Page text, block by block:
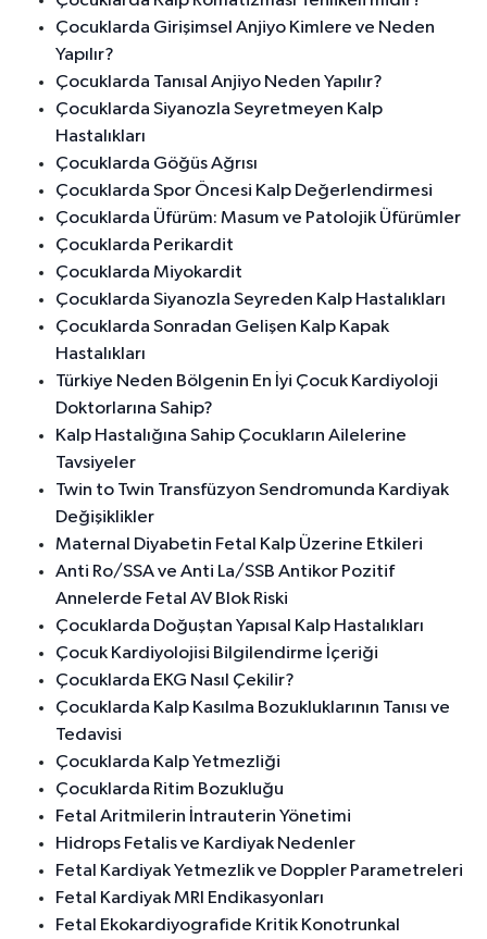
Çocuklarda Girişimsel Anjiyo Kimlere ve Neden
Yapılır?
Çocuklarda Tanısal Anjiyo Neden Yapılır?
Çocuklarda Siyanozla Seyretmeyen Kalp
Hastalıkları
Çocuklarda Göğüs Ağrısı
Çocuklarda Spor Öncesi Kalp Değerlendirmesi
Çocuklarda Üfürüm: Masum ve Patolojik Üfürümler
Çocuklarda Perikardit
Çocuklarda Miyokardit
Çocuklarda Siyanozla Seyreden Kalp Hastalıkları
Çocuklarda Sonradan Gelişen Kalp Kapak
Hastalıkları
Türkiye Neden Bölgenin En İyi Çocuk Kardiyoloji
Doktorlarına Sahip?
Kalp Hastalığına Sahip Çocukların Ailelerine
Tavsiyeler
Twin to Twin Transfüzyon Sendromunda Kardiyak
Değişiklikler
Maternal Diyabetin Fetal Kalp Üzerine Etkileri
Anti Ro/SSA ve Anti La/SSB Antikor Pozitif
Annelerde Fetal AV Blok Riski
Çocuklarda Doğuştan Yapısal Kalp Hastalıkları
Çocuk Kardiyolojisi Bilgilendirme İçeriği
Çocuklarda EKG Nasıl Çekilir?
Çocuklarda Kalp Kasılma Bozukluklarının Tanısı ve
Tedavisi
Çocuklarda Kalp Yetmezliği
Çocuklarda Ritim Bozukluğu
Fetal Aritmilerin İntrauterin Yönetimi
Hidrops Fetalis ve Kardiyak Nedenler
Fetal Kardiyak Yetmezlik ve Doppler Parametreleri
Fetal Kardiyak MRI Endikasyonları
Fetal Ekokardiyografide Kritik Konotrunkal